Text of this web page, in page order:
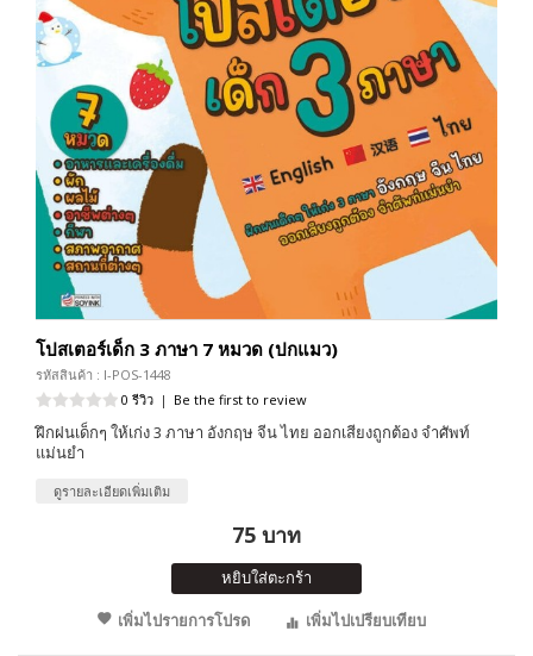
โปสเตอร์เด็ก 3 ภาษา 7 หมวด (ปกแมว)
รหัสสินค้า : I-POS-1448
0 รีวิว | Be the first to review
ฝึกฝนเด็กๆ ให้เก่ง 3 ภาษา อังกฤษ จีน ไทย ออกเสียงถูกต้อง จำศัพท์
แม่นยำ
ดูรายละเอียดเพิ่มเติม
75 บาท
หยิบใส่ตะกร้า
เพิ่มไปรายการโปรด
เพิ่มไปเปรียบเทียบ